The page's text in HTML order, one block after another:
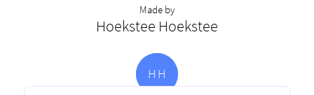
Made by
Hoekstee Hoekstee
H H